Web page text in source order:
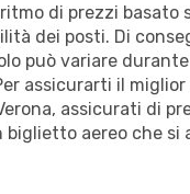
di prezzi basato
dei posti. Di
può variare
assicurarti il miglior
assicurati di
biglietto aereo che si